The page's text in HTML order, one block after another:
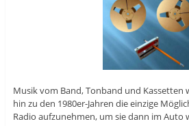
Musik vom Band, Tonband und Kassetten
hin zu den 1980er-Jahren die einzige
Radio aufzunehmen, um sie dann im Auto